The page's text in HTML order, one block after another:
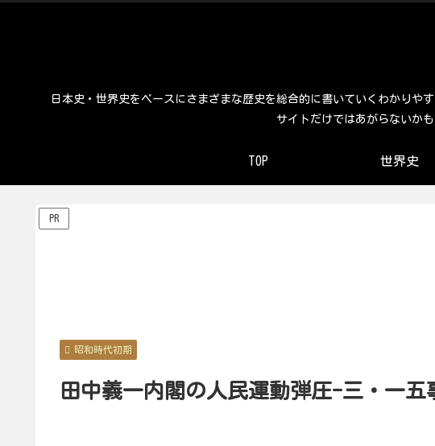
日本史・世界史をベースにさまざまな歴史を総合的に書いていくわかり
サイトだけではあがらないか
TOP 世界史
PR
昭和時代初期
田中義一内閣の人民運動弾圧-三・一